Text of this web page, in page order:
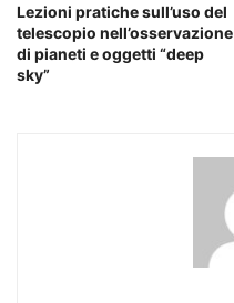
Lezioni pratiche sull’uso del
telescopio nell’osservazione
di pianeti e oggetti “deep
sky”